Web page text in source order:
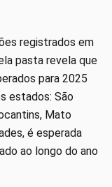
registrados em
pasta revela que
para 2025
estados: São
Mato
é esperada
ao longo do ano